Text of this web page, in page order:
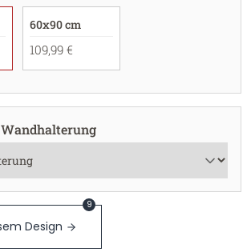
60x90 cm
109,99 €
Design
9